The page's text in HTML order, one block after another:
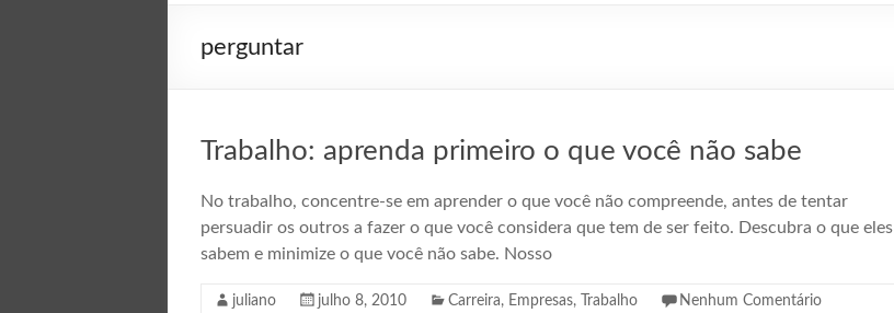
perguntar
Trabalho: aprenda primeiro o que você não sabe
No trabalho, concentre-se em aprender o que você não compreende, antes de tentar
persuadir os outros a fazer o que você considera que tem de ser feito. Descubra o que eles
sabem e minimize o que você não sabe. Nosso
juliano julho 8, 2010 Carreira, Empresas, Trabalho Nenhum Comentário